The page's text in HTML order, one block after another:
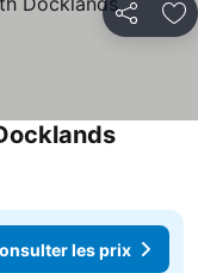
Partager
les prix